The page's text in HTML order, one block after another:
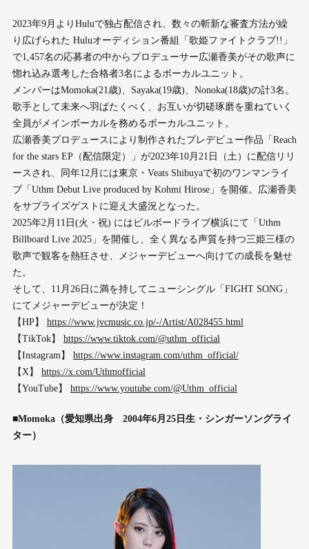
2023年9月よりHuluで独占配信され、数々の斬新な審査方法が繰
り広げられた Huluオーディション番組「歌姫ファイトクラブ!!」
で1,457名の応募者の中からプロデューサー広瀬香美がその歌声に
惚れ込み選考した合格者3名によるボーカルユニット。
メンバーはMomoka(21歳)、Sayaka(19歳)、Nonoka(18歳)の計3名。
歌手として未来へ羽ばたくべく、お互いが切磋琢磨を重ねていく
全員がメインボーカルを務めるボーカルユニット。
広瀬香美プロデュースにより制作されたプレデビュー作品「Reach
for the stars EP（配信限定）」が2023年10月21日（土）に配信リリ
ースされ、同年12月には東京・Veats Shibuyaで初のワンマンライ
ブ「Uthm Debut Live produced by Kohmi Hirose」を開催。広瀬香美
をサプライズゲストに迎え大盛況となった。
2025年2月11日(火・祝) にはビルボードライブ横浜にて「Uthm
Billboard Live 2025」を開催し、全く異なる声質を持つ三姫三様の
歌声で観客を熱狂させ、メジャーデビューへ向けての成長を魅せ
た。
そして、11月26日に満を持してニューシングル「FIGHT SONG」
にてメジャーデビューが決定！
【HP】 https://www.jvcmusic.co.jp/-/Artist/A028455.html
【TikTok】 https://www.tiktok.com/@uthm_official
【Instagram】 https://www.instagram.com/uthm_official/
【X】 https://x.com/Uthmofficial
【YouTube】 https://www.youtube.com/@Uthm_official
■Momoka（愛知県出身 2004年6月25日生・シンガーソングライ
ター）